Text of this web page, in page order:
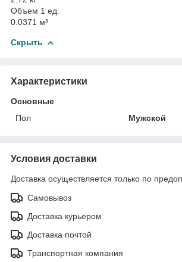
Объем 1 ед.
0.0371 м³
Скрыть
Характеристики
Основные
Пол
Мужской
Условия доставки
Доставка осуществляется только по
Самовывоз
Доставка курьером
Доставка почтой
Транспортная компания